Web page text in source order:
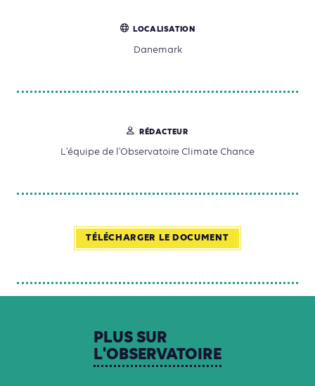
LOCALISATION
Danemark
RÉDACTEUR
L'équipe de l'Observatoire Climate Chance
TÉLÉCHARGER LE DOCUMENT
PLUSSUR
L'OBSERVATOIRE